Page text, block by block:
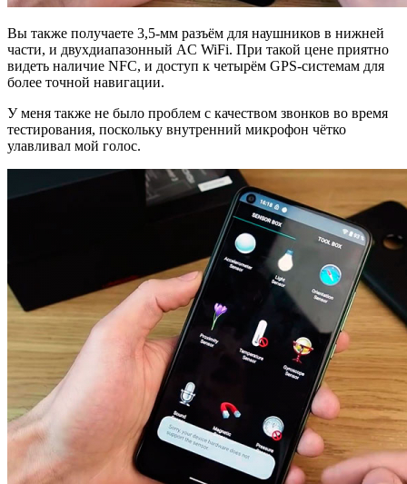
Вы также получаете 3,5-мм разъём для наушников в нижней
части, и двухдиапазонный AC WiFi. При такой цене приятно
видеть наличие NFC, и доступ к четырём GPS-системам для
более точной навигации.
У меня также не было проблем с качеством звонков во время
тестирования, поскольку внутренний микрофон чётко
улавливал мой голос.